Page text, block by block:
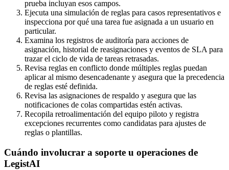
prueba incluyan esos campos.
Ejecuta una simulación de reglas para casos representativos e
inspecciona por qué una tarea fue asignada a un usuario en
particular.
Examina los registros de auditoría para acciones de
asignación, historial de reasignaciones y eventos de SLA para
trazar el ciclo de vida de tareas retrasadas.
Revisa reglas en conflicto donde múltiples reglas puedan
aplicar al mismo desencadenante y asegura que la precedencia
de reglas esté definida.
Revisa las asignaciones de respaldo y asegura que las
notificaciones de colas compartidas estén activas.
Recopila retroalimentación del equipo piloto y registra
excepciones recurrentes como candidatas para ajustes de
reglas o plantillas.
Cuándo involucrar a soporte u operaciones de
LegistAI